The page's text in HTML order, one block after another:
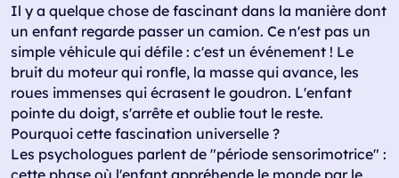
Il y a quelque chose de fascinant dans la manière dont
un enfant regarde passer un camion. Ce n'est pas un
simple véhicule qui défile : c'est un événement ! Le
bruit du moteur qui ronfle, la masse qui avance, les
roues immenses qui écrasent le goudron. L'enfant
pointe du doigt, s'arrête et oublie tout le reste.
Pourquoi cette fascination universelle ?
Les psychologues parlent de "période sensorimotrice" :
cette phase où l'enfant appréhende le monde par le